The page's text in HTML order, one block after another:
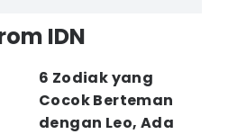
IDN
6 Zodiak yang
Cocok Berteman
dengan Leo, Ada